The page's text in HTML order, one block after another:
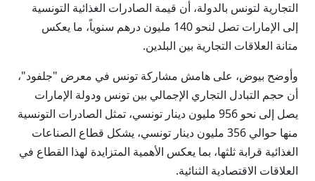
التجارية لتونس بالدولة، أن قيمة الصادرات الغذائية التونسية
إلى الإمارات تصل لنحو 140 مليون درهم سنوياً، ما يعكس
متانة العلاقات التجارية بين البلدين.
وأوضح بيوض، على هامش مشاركة تونس في معرض "جلفود"،
أن حجم التبادل التجاري الإجمالي بين تونس ودولة الإمارات
يصل إلى نحو 956 مليون دينار تونسي، تمثل الصادرات التونسية
منها حوالي 356 مليون دينار تونسي، يشكل قطاع الصناعات
الغذائية قرابة ثلثها، بما يعكس الأهمية المتزايدة لهذا القطاع في
العلاقات الاقتصادية الثنائية.